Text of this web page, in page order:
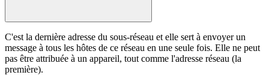
C'est la dernière adresse du sous-réseau et elle sert à envoyer un
message à tous les hôtes de ce réseau en une seule fois. Elle ne peut
pas être attribuée à un appareil, tout comme l'adresse réseau (la
première).